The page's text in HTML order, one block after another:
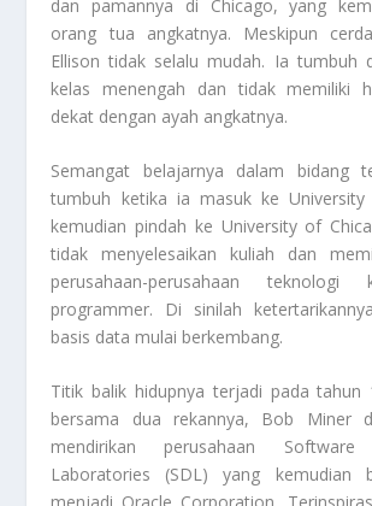
dan pamannya di Chicago, yang
orang tua angkatnya. Meskipun
Ellison tidak selalu mudah. Ia tumbuh
kelas menengah dan tidak memiliki
dekat dengan ayah angkatnya.
Semangat belajarnya dalam bidang
tumbuh ketika ia masuk ke
kemudian pindah ke University of
tidak menyelesaikan kuliah dan
perusahaan-perusahaan teknologi
programmer. Di sinilah
basis data mulai berkembang.
Titik balik hidupnya terjadi pada tahun
bersama dua rekannya, Bob Miner
mendirikan perusahaan Software
Laboratories (SDL) yang kemudian